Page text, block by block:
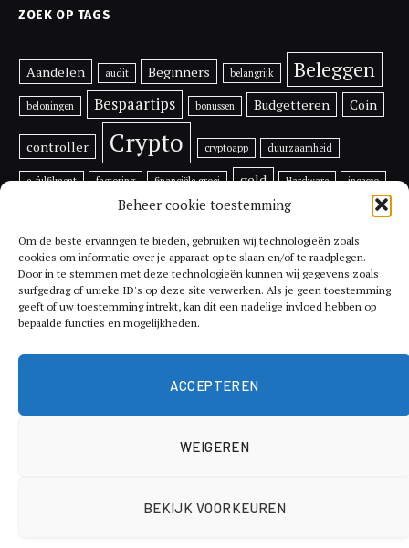
Beheer cookie toestemming
Om de beste ervaringen te bieden, gebruiken wij technologieën zoals
cookies om informatie over je apparaat op te slaan en/of te raadplegen.
Door in te stemmen met deze technologieën kunnen wij gegevens zoals
surfgedrag of unieke ID's op deze site verwerken. Als je geen toestemming
geeft of uw toestemming intrekt, kan dit een nadelige invloed hebben op
bepaalde functies en mogelijkheden.
ACCEPTEREN
WEIGEREN
BEKIJK VOORKEUREN
ZOEK OP TAGS
Aandelen audit Beginners belangrijk Beleggen
beloningen Bespaartips bonussen Budgetteren Coin
controller Crypto cryptoapp duurzaamheid
e-fulfilment factoring financiële groei geld Hardware incasso
investeren investeren in bitcoin Lijfrente
multifunctionele ondernemen Prijs printer rentes
Ripple RSR schade Shiba Inu tips Toekomst
Token Utrecht Vechain
Voordelen xrp
Geldzaken Hypotheek